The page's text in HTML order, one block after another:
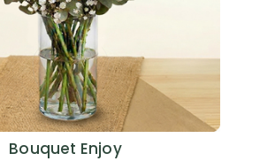
Bouquet Enjoy